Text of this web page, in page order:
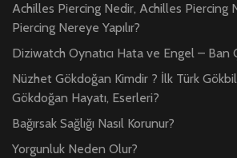
Achilles Piercing Nedir, Achilles Piercing
Piercing Nereye Yapılır?
Diziwatch Oynatıcı Hata ve Engel – Ban
Nüzhet Gökdoğan Kimdir ? İlk Türk
Gökdoğan Hayatı, Eserleri?
Bağırsak Sağlığı Nasıl Korunur?
Yorgunluk Neden Olur?